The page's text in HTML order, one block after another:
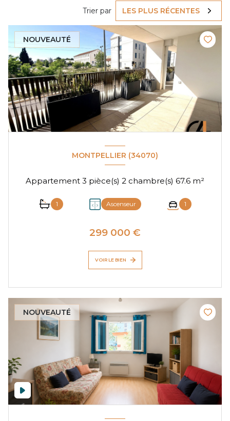
Trier par LES PLUS RÉCENTES
NOUVEAUTÉ
MONTPELLIER (34070)
Appartement 3 pièce(s) 2 chambre(s) 67.6 m²
1 Ascenseur 1
299 000 €
VOIR LE BIEN
NOUVEAUTÉ